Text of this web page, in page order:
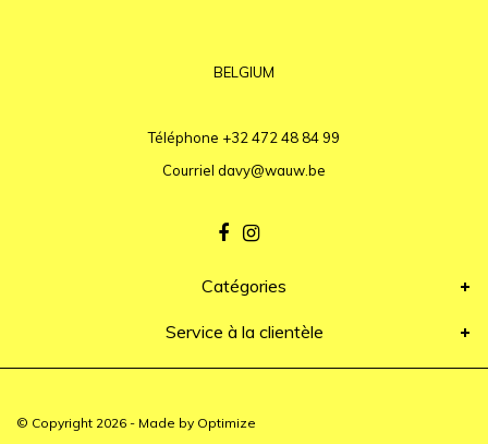
BELGIUM
Téléphone +32 472 48 84 99
Courriel davy@wauw.be
Catégories
Service à la clientèle
© Copyright 2026 - Made by Optimize